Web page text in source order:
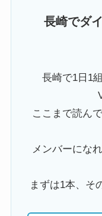
長崎でダ
長崎で1日1
ここまで読ん
メンバーにな
まずは1本、そ